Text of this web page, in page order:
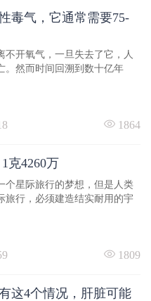
毒气，它通常需要75-
不开氧气，一旦失去了它，人
。然而时间回溯到数十亿年
1864
克4260万
个星际旅行的梦想，但是人类
旅行，必须建造结实耐用的宇
1809
这4个情况，肝脏可能